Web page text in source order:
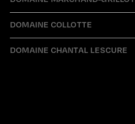
DOMAINE COLLOTTE
DOMAINE CHANTAL LESCURE